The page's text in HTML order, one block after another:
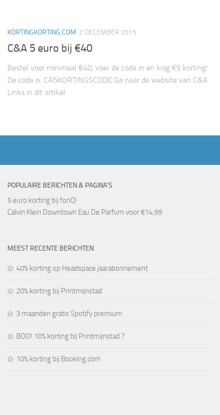
KORTINGKORTING,COM 2 DECEMBER 2015
C&A 5 euro bij €40
Bestel voor minimaal €40, voer de code in en krijg €5 korting!
De code is: CA5KORTINGSCODE Ga naar de website van C&A
Links in dit artikel
POPULAIRE BERICHTEN & PAGINA’S
5 euro korting bij fonQ!
Calvin Klein Downtown Eau De Parfum voor €14,99
MEEST RECENTE BERICHTEN
40% korting op Headspace jaarabonnement
20% korting bij Printmijnstad
3 maanden gratis Spotify premium
BOO! 10% korting bij Printmijnstad ?
10% korting bij Booking.com